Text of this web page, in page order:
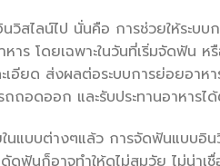
ไลน์ไป นั่นคือ การช่วยให้ระบบ
ร โดยเฉพาะในวันที่เริ่มจัดฟัน ห
เอียด ส่งผลต่อระบบการย่อยอา
อดออก และรับประทานอาหารไ
นแบบต่างๆแล้ว การจัดฟันแบบอิ
ดฟันก็อาจทำให้ดูไม่สมวัย ไม่น่า